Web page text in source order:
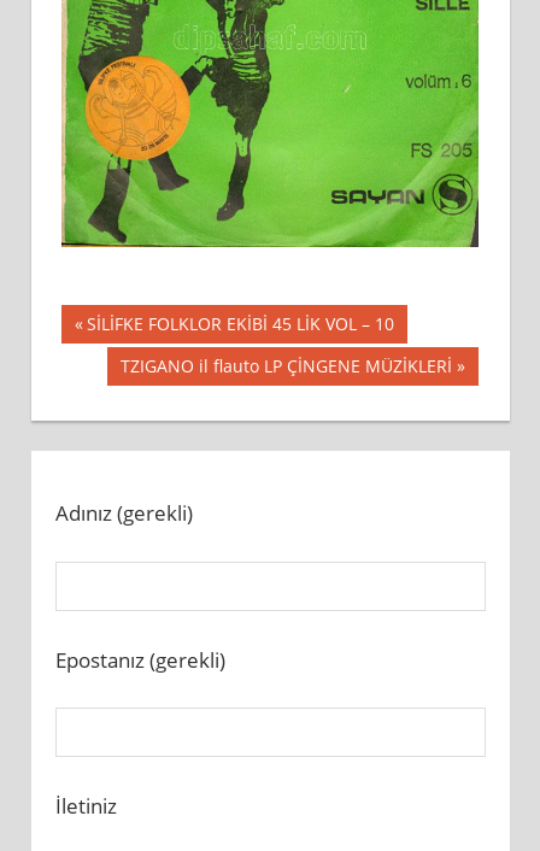
Yazı
gezinmesi
Previous
Post:
SİLİFKE FOLKLOR EKİBİ 45 LİK VOL – 10
Next
TZIGANO il flauto LP ÇİNGENE MÜZİKLERİ
Adınız (gerekli)
Epostanız (gerekli)
İletiniz